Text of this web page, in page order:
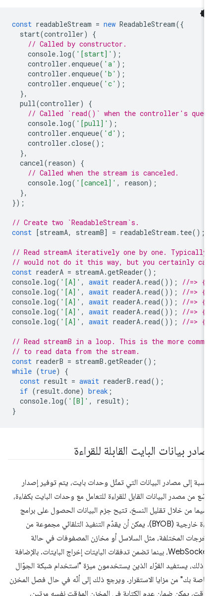
const readableStream = new ReadableStream
start(controller
// Called by constructor.
console.log('[start]'
controller.enqueue( 'a'
controller.enqueue( 'b'
controller.enqueue( 'c'
pull(controller
// Called `read()` when the controller's
console.log('[pull]'
controller.enqueue( 'd'
controller.close
cancel(reason
// Called when the stream is canceled.
console.log('[cancel]', reason
// Create two `ReadableStream`s.
const [streamA, streamB = readableStream.tee
// Read streamA iteratively one by one.
// would not do it this way, but you certainly
const readerA = streamA.getReader
console.log('[A]', await readerA.read ()); //=>
console.log('[A]', await readerA.read ()); //=>
console.log('[A]', await readerA.read ()); //=>
console.log('[A]', await readerA.read ()); //=>
console.log('[A]', await readerA.read ()); //=>
// Read streamB in a loop. This is the more
// to read data from the stream.
const readerB = streamB.getReader
while (true
const result = await readerB.read
if (result.done) break
console.log('[B]', result
بيانات البايت القابلة للقراءة
إلى مصادر البيانات التي تمثّل وحدات بايت، يتم توفير إصدار
من مصدر البيانات القابل للقراءة للتعامل مع وحدات البايت بكفاءة،
سيما من خلال تقليل النسخ. تتيح حِزم البيانات الحصول على برامج
قراءة خارجية (BYOB). يمكن أن يقدّم التنفيذ التلقائي مجموعة من
المختلفة، مثل السلاسل أو مخازن المصفوفات في حالة
WebSockets، بينما تضمن تدفقات البايتات إخراج البايتات. بالإضافة
ذلك، يستفيد القرّاء الذين يستخدمون ميزة "استخدام شبكة الجوّال
بك" من مزايا الاستقرار. ويرجع ذلك إلى أنّه في حال فصل المخزن
يمكن ضمان عدم الكتابة في المخزن المؤقت نفسه مرتين،